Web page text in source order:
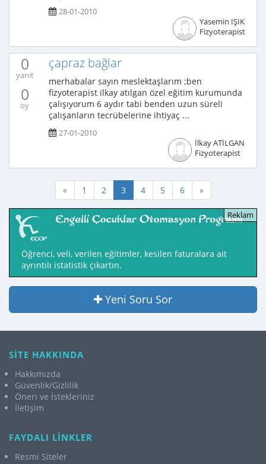
28-01-2010
Yasemin IŞIK
Fizyoterapist
0
yanıt
0
oy
çapraz bağlar
merhabalar sayın meslektaşlarım ;ben
fizyoterapist ilkay atılgan özel eğitim kurumunda
çalışıyorum 6 aydır tabi benden uzun süreli
çalışanların tecrübelerine ihtiyaç ...
27-01-2010
İlkay ATİLGAN
Fizyoterapist
« 1 2 3 4 5 6 »
Öğrenci, veli, verilen eğitimler, kesilen faturalara ait
ayrıntılı istatistik çıkartın.
Yeni Soru Sor
SİTE HAKKINDA
Hakkımızda
Güvenlik/Gizlilik
Öneri ve İstekleriniz
İletişim
FAYDALI LİNKLER
Resmi Siteler